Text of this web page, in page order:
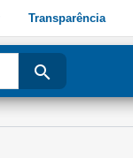
Transparência
search